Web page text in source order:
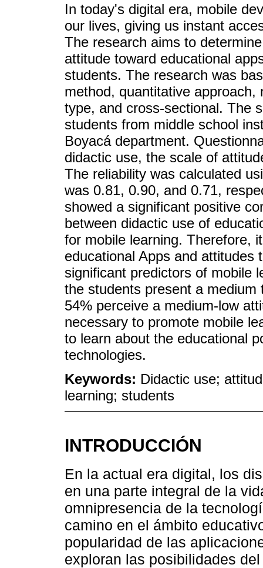
In today's digital era, mobile
our lives, giving us instant
The research aims to
attitude toward educational
students. The research was
method, quantitative
type, and cross-sectional. The
students from middle school
Boyacá department.
didactic use, the scale of
The reliability was calculated
was 0.81, 0.90, and 0.71,
showed a significant positive
between didactic use of
for mobile learning. Therefore,
educational Apps and attitudes
significant predictors of mobile
the students present a
54% perceive a medium-low
necessary to promote mobile
to learn about the educational
technologies.
Keywords: Didactic use;
learning; students
INTRODUCCIÓN
En la actual era digital, los
en una parte integral de la
omnipresencia de la
camino en el ámbito
popularidad de las
exploran las posibilidades